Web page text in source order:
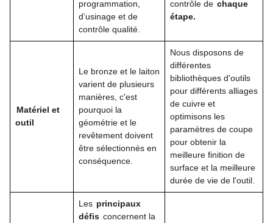
programmation,
d’usinage et de
contrôle qualité.
contrôle de chaque
étape.
Matériel et
outil
Le bronze et le laiton
varient de plusieurs
manières, c'est
pourquoi la
géométrie et le
revêtement doivent
être sélectionnés en
conséquence.
Nous disposons de
différentes
bibliothèques d'outils
pour différents alliages
de cuivre et
optimisons les
paramètres de coupe
pour obtenir la
meilleure finition de
surface et la meilleure
durée de vie de l'outil.
Les principaux
défis concernent la